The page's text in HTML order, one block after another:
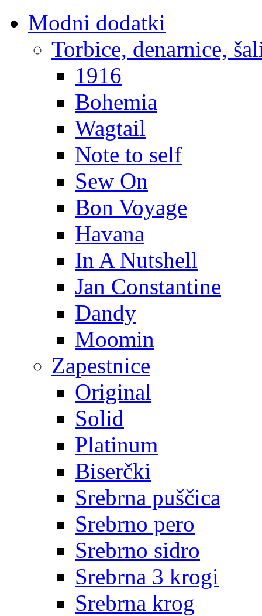
Modni dodatki
Torbice, denarnice,
1916
Bohemia
Wagtail
Note to self
Sew On
Bon Voyage
Havana
In A Nutshell
Jan Constantine
Dandy
Moomin
Zapestnice
Original
Solid
Platinum
Biserčki
Srebrna puščica
Srebrno pero
Srebrno sidro
Srebrna 3 krogi
Srebrna krog